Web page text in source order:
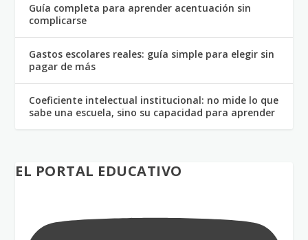
Guía completa para aprender acentuación sin
complicarse
Gastos escolares reales: guía simple para elegir sin
pagar de más
Coeficiente intelectual institucional: no mide lo que
sabe una escuela, sino su capacidad para aprender
EL PORTAL EDUCATIVO